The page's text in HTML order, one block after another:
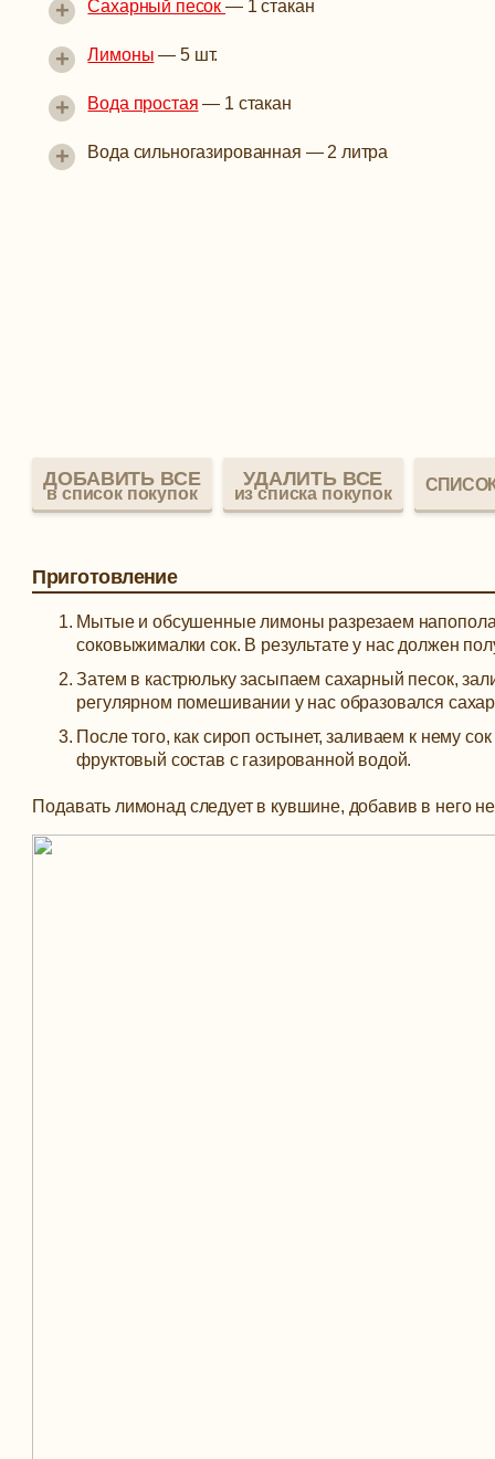
Сахарный песок— 1 стакан
+
Лимоны — 5 шт.
+
Вода простая — 1 стакан
+
Вода сильногазированная — 2 литра
+
ДОБАВИТЬ ВСЕ
в список покупок
УДАЛИТЬ ВСЕ
из списка покупок
Приготовление
Мытые и обсушенные лимоны разрезаем
соковыжималки сок. В результате у нас должен
Затем в кастрюльку засыпаем сахарный песок,
регулярном помешивании у нас образовался
После того, как сироп остынет, заливаем к нему
фруктовый состав с газированной водой.
Подавать лимонад следует в кувшине, добавив в него